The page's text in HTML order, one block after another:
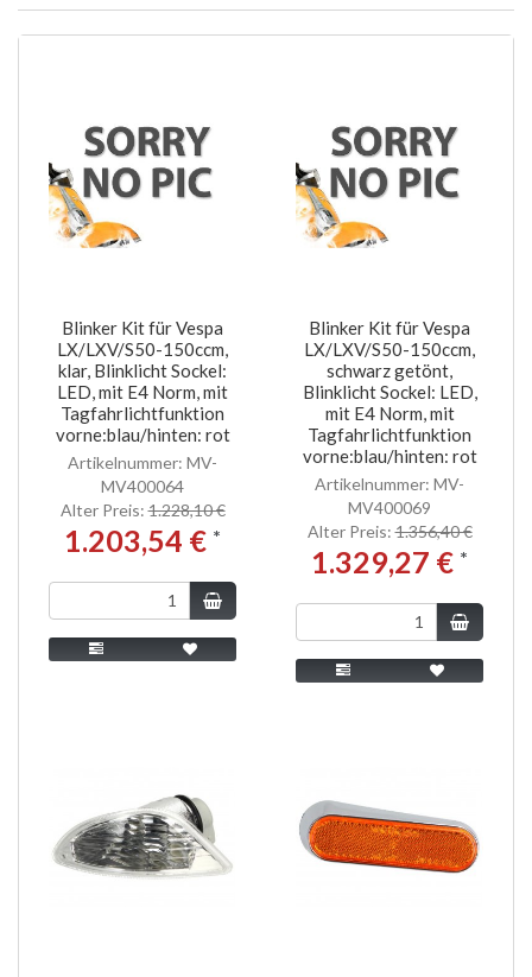
Blinker Kit für Vespa
LX/LXV/S50-150ccm,
klar, Blinklicht Sockel:
LED, mit E4 Norm, mit
Tagfahrlichtfunktion
vorne:blau/hinten: rot
Artikelnummer: MV-
MV400064
Alter Preis:1.228,10 €
1.203,54 € *
Blinker Kit für Vespa
LX/LXV/S50-150ccm,
schwarz getönt,
Blinklicht Sockel: LED,
mit E4 Norm, mit
Tagfahrlichtfunktion
vorne:blau/hinten: rot
Artikelnummer: MV-
MV400069
Alter Preis:1.356,40 €
1.329,27 € *